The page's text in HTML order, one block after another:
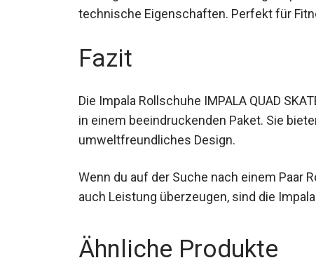
herausragende technische
Fazit
Die Impala Rollschuhe IMPALA QUAD
Funktionalität in einem beeindruckenden
Wenn du auf der Suche nach einem Paar
Ähnliche Produkte